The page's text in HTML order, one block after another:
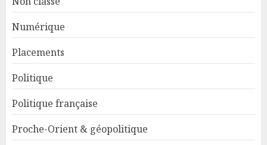
Numérique
Placements
Politique
Politique française
Proche-Orient & géopolitique